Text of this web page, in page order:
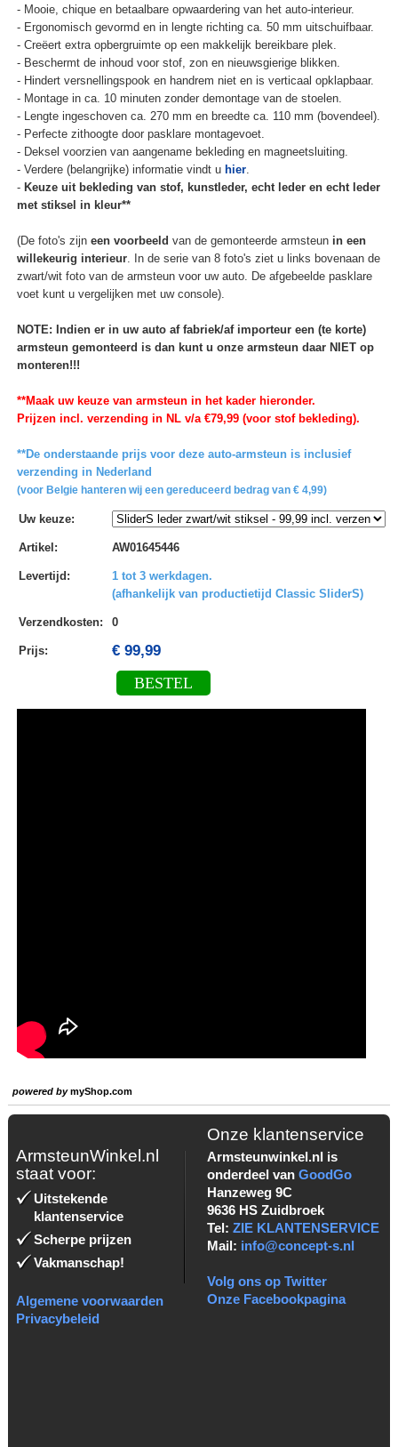
- Mooie, chique en betaalbare opwaardering van het auto-interieur.
- Ergonomisch gevormd en in lengte richting ca. 50 mm uitschuifbaar.
- Creëert extra opbergruimte op een makkelijk bereikbare plek.
- Beschermt de inhoud voor stof, zon en nieuwsgierige blikken.
- Hindert versnellingspook en handrem niet en is verticaal opklapbaar.
- Montage in ca. 10 minuten zonder demontage van de stoelen.
- Lengte ingeschoven ca. 270 mm en breedte ca. 110 mm (bovendeel).
- Perfecte zithoogte door pasklare montagevoet.
- Deksel voorzien van aangename bekleding en magneetsluiting.
- Verdere (belangrijke) informatie vindt u hier.
- Keuze uit bekleding van stof, kunstleder, echt leder en echt leder
met stiksel in kleur**
(De foto's zijn een voorbeeld van de gemonteerde armsteun in een
willekeurig interieur. In de serie van 8 foto's ziet u links bovenaan de
zwart/wit foto van de armsteun voor uw auto. De afgebeelde pasklare
voet kunt u vergelijken met uw console).
NOTE: Indien er in uw auto af fabriek/af importeur een (te korte)
armsteun gemonteerd is dan kunt u onze armsteun daar NIET op
monteren!!!
**Maak uw keuze van armsteun in het kader hieronder.
Prijzen incl. verzending in NL v/a €79,99 (voor stof bekleding).
**De onderstaande prijs voor deze auto-armsteun is inclusief
verzending in Nederland
(voor Belgie hanteren wij een gereduceerd bedrag van € 4,99)
Uw keuze:
Artikel : AW01645446
Levertijd :
1 tot 3 werkdagen.
(afhankelijk van productietijd Classic SliderS)
Verzendkosten: 0
Prijs: € 99,99
BESTEL
powered bymyShop.com
ArmsteunWinkel.nl
staat voor:
Uitstekende
klantenservice
Scherpe prijzen
Vakmanschap!
Algemene voorwaarden
Privacybeleid
Onze klantenservice
Armsteunwinkel.nl is
onderdeel van GoodGo
Hanzeweg 9C
9636 HS Zuidbroek
Tel: ZIE KLANTENSERVICE
Mail: info@concept-s.nl
Volg ons op Twitter
Onze Facebookpagina